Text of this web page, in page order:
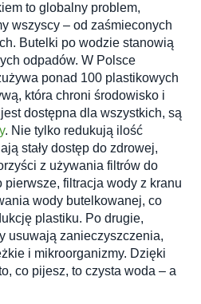
Whole House
Shower Filter
to globalny problem,
wszyscy – od zaśmieconych
Butelki po wodzie stanowią
odpadów. W Polsce
ponad 100 plastikowych
która chroni środowisko i
dostępna dla wszystkich, są
. Nie tylko redukują ilość
stały dostęp do zdrowej,
z używania filtrów do
filtracja wody z kranu
wody butelkowanej, co
plastiku. Po drugie,
usuwają zanieczyszczenia,
i mikroorganizmy. Dzięki
co pijesz, to czysta woda – a